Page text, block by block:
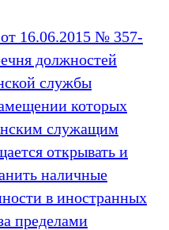
от 16.06.2015 № 357-
должностей
службы
которых
служащим
открывать и
наличные
в иностранных
пределами